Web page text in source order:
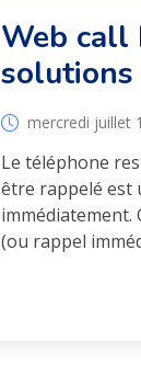
Web call
solutions
mercredi juillet
Le téléphone
être rappelé est
immédiatement.
(ou rappel